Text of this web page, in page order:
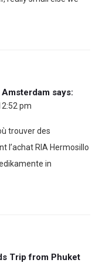
says:
pm
trouver des
l’achat RIA Hermosillo
in
Trip from Phuket